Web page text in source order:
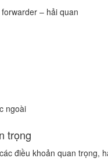
– hải quan
ngoài
trọng
điều khoản quan trọng,